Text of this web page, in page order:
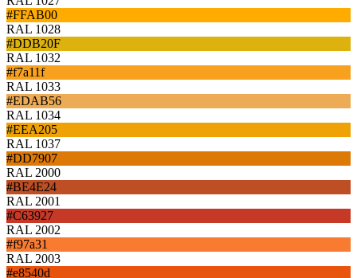
#FFAB00
RAL 1028
#DDB20F
RAL 1032
#f7a11f
RAL 1033
#EDAB56
RAL 1034
#EEA205
RAL 1037
#DD7907
RAL 2000
#BE4E24
RAL 2001
#C63927
RAL 2002
#f97a31
RAL 2003
#e8540d